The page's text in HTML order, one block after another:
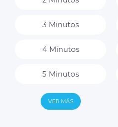
3 Minutos
4 Minutos
5 Minutos
6 Minutos
VER MÁS